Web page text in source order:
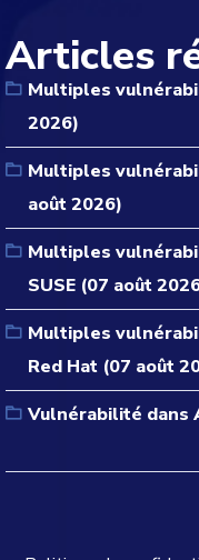
Articles
Multiples
2026)
Multiples
août 2026)
Multiples
SUSE (07 août
Multiples
Red Hat (07 août
Vulnérabilité dans